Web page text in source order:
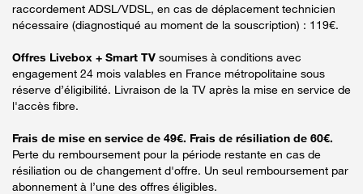
raccordement ADSL/VDSL, en cas de déplacement technicien
nécessaire (diagnostiqué au moment de la souscription) : 119€.
Offres Livebox + Smart TV soumises à conditions avec
engagement 24 mois valables en France métropolitaine sous
réserve d’éligibilité. Livraison de la TV après la mise en service de
l'accès fibre.
Frais de mise en service de 49€. Frais de résiliation de 60€.
Perte du remboursement pour la période restante en cas de
résiliation ou de changement d'offre. Un seul remboursement par
abonnement à l’une des offres éligibles.